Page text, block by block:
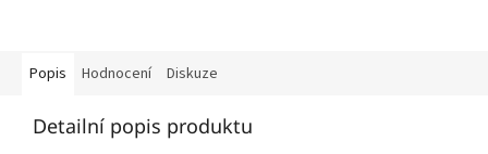
Popis Hodnocení Diskuze
Detailní popis produktu